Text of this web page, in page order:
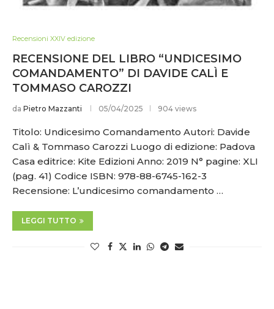
Recensioni XXIV edizione
RECENSIONE DEL LIBRO “UNDICESIMO
COMANDAMENTO” DI DAVIDE CALÌ E
TOMMASO CAROZZI
da Pietro Mazzanti 05/04/2025 904 views
Titolo: Undicesimo Comandamento Autori: Davide
Calì & Tommaso Carozzi Luogo di edizione: Padova
Casa editrice: Kite Edizioni Anno: 2019 N° pagine: XLI
(pag. 41) Codice ISBN: 978-88-6745-162-3
Recensione: L’undicesimo comandamento …
LEGGI TUTTO